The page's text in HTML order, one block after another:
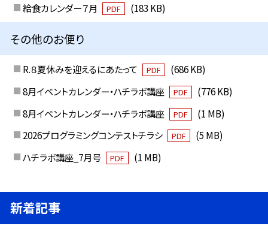
給食カレンダー７月 PDF (183 KB)
その他のお便り
R.８夏休みを迎えるにあたって PDF
(686 KB)
8月イベントカレンダー・ハチラボ講座
PDF
(776 KB)
8月イベントカレンダー・ハチラボ講座
PDF
(1 MB)
2026プログラミングコンテストチラシ
PDF
(5 MB)
ハチラボ講座_7月号
PDF (1 MB)
新着記事